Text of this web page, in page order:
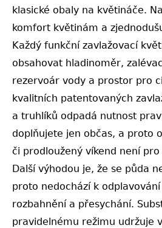
klasické obaly na květináče.
komfort květinám a
Každý funkční zavlažovací
obsahovat hladinoměr,
rezervoár vody a prostor pro
kvalitních patentovaných
a truhlíků odpadá nutnost
doplňujete jen občas, a proto
či prodloužený víkend není
Další výhodou je, že se půda
proto nedochází k
rozbahnění a přesychání.
pravidelnému režimu udržuje